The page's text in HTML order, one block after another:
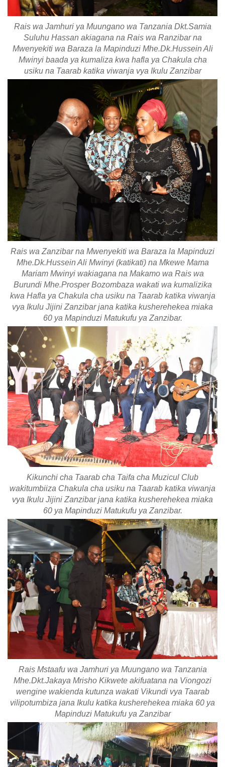
Rais wa Jamhuri ya Muungano wa Tanzania Dkt.Samia
Suluhu Hassan akiagana na Rais wa Ranzibar na
Mwenyekiti wa Baraza la Mapinduzi Mhe.Dk.Hussein Ali
Mwinyi baada ya kumaliza kwa hafla ya Chakula cha
usiku na Taarab katika viwanja vya Ikulu Zanzibar
Rais wa Zanzibar na Mwenyekiti wa Baraza la Mapinduzi
Mhe.Dk.Hussein Ali Mwinyi (katikati) na Mkewe Mama
Mariam Mwinyi wakiagana na Makamo wa Rais wa
Burundi Mhe.Prosper Bozombaza wakati wa kumalizika
kwa Hafla ya Chakula cha usiku na Taarab katika viwanja
vya Ikulu Jijini Zanzibar jana katika kusherehekea miaka
60 ya Mapinduzi Matukufu ya Zanzibar.
Kikunchi cha Taarab cha Taifa cha Muzicul Club
wakitumbiiza Chakula cha usiku na Taarab katika viwanja
vya Ikulu Jijini Zanzibar jana katika kusherehekea miaka
60 ya Mapinduzi Matukufu ya Zanzibar.
Rais Mstaafu wa Jamhuri ya Muungano wa Tanzania
Mhe.Dkt.Jakaya Mrisho Kikwete akifuatana na Viongozi
wengine wakienda kutunza wakati Vikundi vya Taarab
vilipotumbiza jana Ikulu katika kusherehekea miaka 60 ya
Mapinduzi Matukufu ya Zanzibar